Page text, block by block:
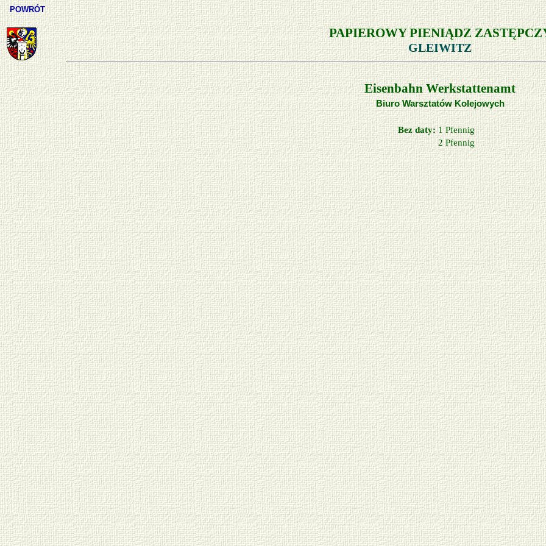
POWRÓT
PAPIEROWY PIENIĄDZ
GLEIWITZ
Eisenbahn Werkstattenamt
Biuro Warsztatów Kolejowych
Bez daty: 1 Pfennig
2 Pfennig